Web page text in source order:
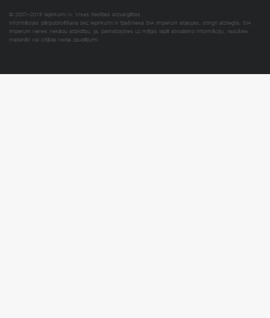
© 2007–2018 Iepirkumi.lv. Visas tiesības aizsargātas.
Informācijas pārpublicēšana bez iepirkumi.lv īpašnieka SIA Imperum atļaujas, stingri aizliegta. SIA
Imperum nenes nekādu atbildību, ja, pamatojoties uz mājas lapā atrodamo informāciju, radušies
materiāli vai citāda veida zaudējumi.